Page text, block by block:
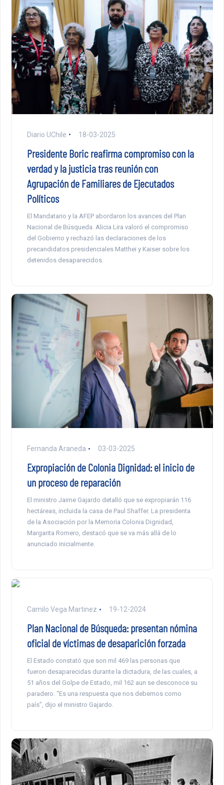
Diario UChile 18-03-2025
Presidente Boric reafirma compromiso con la
verdad y la justicia tras reunión con
Agrupación de Familiares de Ejecutados
Políticos
El Mandatario y la AFEP abordaron los avances del Plan
Nacional de Búsqueda. Alicia Lira valoró el compromiso
del Gobierno y rechazó las declaraciones de los
precandidatos presidenciales Matthei y Kaiser sobre los
detenidos desaparecidos.
Fernanda Araneda 03-03-2025
Expropiación de Colonia Dignidad: el inicio de
un proceso de reparación
El ministro Jaime Gajardo detalló que se expropiarán 116
hectáreas, incluida la casa de Paul Shaffer. La presidenta
de la Asociación por la Memoria Colonia Dignidad,
Margarita Romero, destacó que se va más allá de lo
anunciado inicialmente.
Camilo Vega Martinez 19-12-2024
Plan Nacional de Búsqueda: presentan nómina
oficial de víctimas de desaparición forzada
El Estado constató que son mil 469 las personas que
fueron desaparecidas durante la dictadura, de las cuales, a
51 años del Golpe de Estado, mil 162 aun se desconoce su
paradero. “Es una respuesta que nos debemos como
país”, dijo el ministro Gajardo.